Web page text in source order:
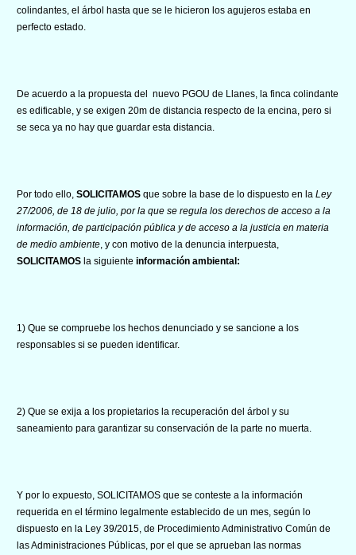
colindantes, el árbol hasta que se le hicieron los agujeros estaba en
perfecto estado.
De acuerdo a la propuesta del nuevo PGOU de Llanes, la finca colindante
es edificable, y se exigen 20m de distancia respecto de la encina, pero si
se seca ya no hay que guardar esta distancia.
Por todo ello, SOLICITAMOS que sobre la base de lo dispuesto en la Ley
27/2006, de 18 de julio, por la que se regula los derechos de acceso a la
información, de participación pública y de acceso a la justicia en materia
de medio ambiente , y con motivo de la denuncia interpuesta,
SOLICITAMOS la siguiente información ambiental:
1) Que se compruebe los hechos denunciado y se sancione a los
responsables si se pueden identificar.
2) Que se exija a los propietarios la recuperación del árbol y su
saneamiento para garantizar su conservación de la parte no muerta.
Y por lo expuesto, SOLICITAMOS que se conteste a la información
requerida en el término legalmente establecido de un mes, según lo
dispuesto en la Ley 39/2015, de Procedimiento Administrativo Común de
las Administraciones Públicas, por el que se aprueban las normas